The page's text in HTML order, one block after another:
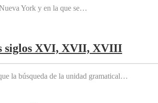
York y en la que se…
siglos XVI, XVII, XVIII
la búsqueda de la unidad gramatical…